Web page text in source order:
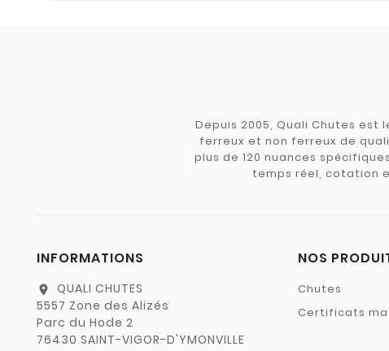
Depuis 2005, Quali Chutes
ferreux et non ferreux de
plus de 120 nuances
temps réel, cotation
INFORMATIONS
location_on
QUALI CHUTES
5557 Zone des Alizés
Parc du Hode 2
76430 SAINT-VIGOR-D'YMONVILLE
NOS
Chutes
Certificats